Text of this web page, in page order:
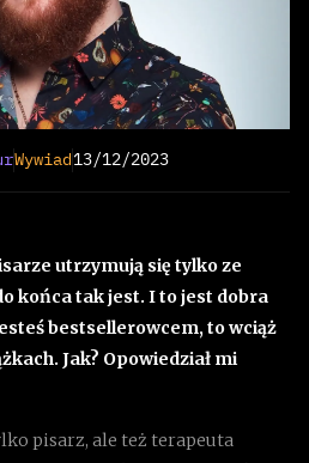
Wywiad13/12/2023
utrzymują się tylko ze
końca tak jest. I to jest dobra
bestsellerowcem, to wciąż
Jak? Opowiedział mi
pisarz, ale też terapeuta